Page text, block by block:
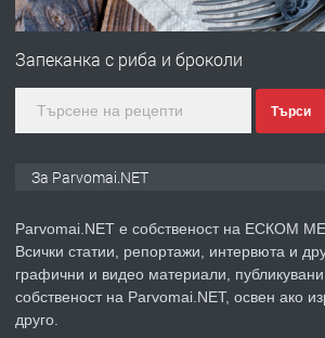
ПРЕДЛАГА Уроци по
ТЪРСИ Търсим работник
Запеканка с риба и броколи
Търси
За Parvomai.NET
Parvomai.NET е собственост на ЕСКОМ
Всички статии, репортажи, интервюта и
графични и видео материали,
собственост на Parvomai.NET, освен ако
друго.